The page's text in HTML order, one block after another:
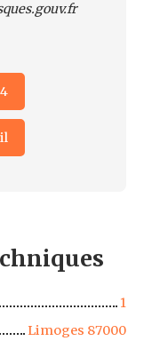
1
Limoges 87000